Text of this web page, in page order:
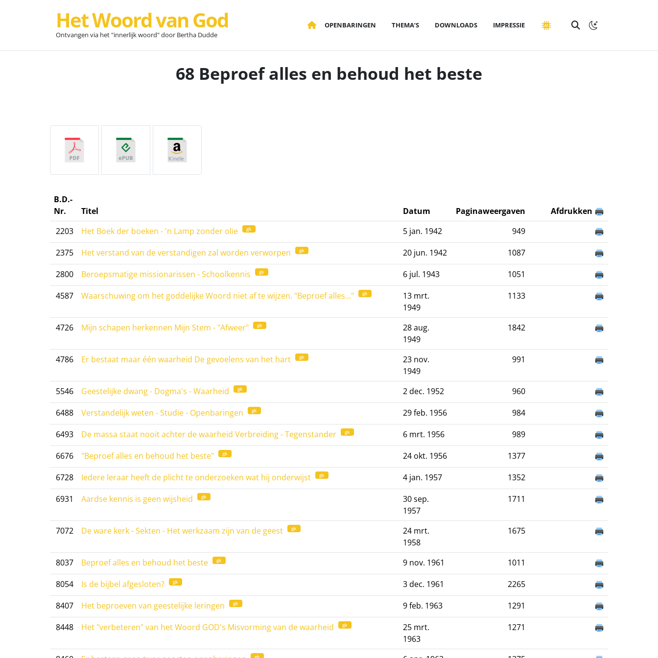
Het Woord van God
Ontvangen via het "innerlijk woord" door Bertha Dudde
OPENBARINGEN THEMA’S DOWNLOADS IMPRESSIE
68 Beproef alles en behoud het beste
B.D.-
Nr.
Titel Datum Paginaweergaven
Afdrukken
2203
Het Boek der boeken - 'n Lamp zonder olie gk 5 jan. 1942
949
2375
Het verstand van de verstandigen zal worden verworpen gk 20 jun. 1942
1087
2800
Beroepsmatige missionarissen - Schoolkennis gk 6 jul. 1943
1051
4587
Waarschuwing om het goddelijke Woord niet af te wijzen. "Beproef alles..." gk
13 mrt.
1949
1133
4726 Mijn schapen herkennen Mijn Stem - "Afweer" gk
28 aug.
1949
1842
4786 Er bestaat maar één waarheid De gevoelens van het hart gk
23 nov.
1949
991
5546 Geestelijke dwang - Dogma's - Waarheid gk 2 dec. 1952
960
6488
Verstandelijk weten - Studie - Openbaringen gk 29 feb. 1956
984
6493
De massa staat nooit achter de waarheid Verbreiding - Tegenstander gk 6 mrt. 1956
989
6676
"Beproef alles en behoud het beste" gk 24 okt. 1956
1377
6728
Iedere leraar heeft de plicht te onderzoeken wat hij onderwijst gk 4 jan. 1957
1352
6931
Aardse kennis is geen wijsheid gk
30 sep.
1957
1711
7072 De ware kerk - Sekten - Het werkzaam zijn van de geest gk
24 mrt.
1958
1675
8037 Beproef alles en behoud het beste gk 9 nov. 1961
1011
8054
Is de bijbel afgesloten? gk 3 dec. 1961
2265
8407
Het beproeven van geestelijke leringen gk 9 feb. 1963
1291
8448
Het "verbeteren" van het Woord GOD's Misvorming van de waarheid gk
25 mrt.
1963
1271
gk